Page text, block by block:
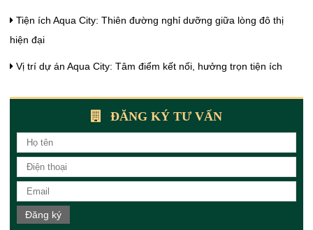
Tiện ích Aqua City: Thiên đường nghỉ dưỡng giữa lòng đô thị
hiện đại
Vị trí dự án Aqua City: Tâm điểm kết nối, hưởng trọn tiện ích
ĐĂNG KÝ TƯ VẤN
Đăng ký